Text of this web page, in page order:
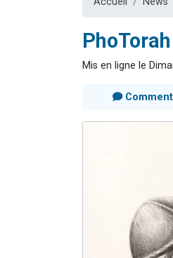
Mis en ligne le